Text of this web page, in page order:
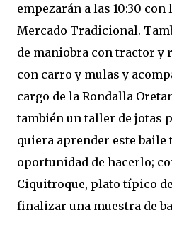
empezarán a las 10:30 con
Mercado Tradicional.
de maniobra con tractor y
con carro y mulas y
cargo de la Rondalla
también un taller de jotas
quiera aprender este
oportunidad de hacerlo;
Ciquitroque, plato típico
finalizar una muestra de